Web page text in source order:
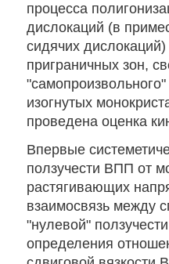
процесса
дислокаций (в
сидячих
приграничных зон,
изогнутых
проведена оценка
Впервые
ползучести ВПП от
растягивающих
взаимосвязь между
"нулевой"
определения